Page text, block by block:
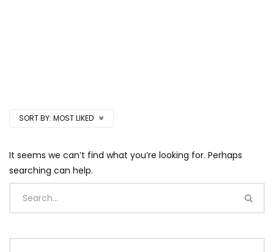
SORT BY: MOST LIKED
It seems we can’t find what you’re looking for. Perhaps
searching can help.